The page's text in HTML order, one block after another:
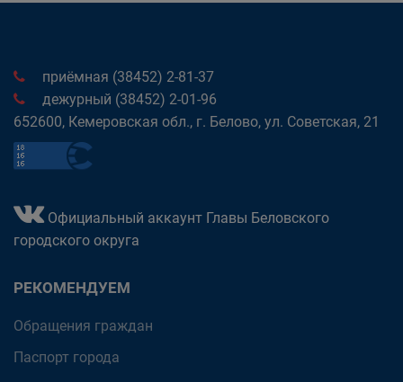
приёмная (38452) 2-81-37
дежурный (38452) 2-01-96
652600, Кемеровская обл., г. Белово, ул. Советская, 21
Официальный аккаунт Главы Беловского
городского округа
РЕКОМЕНДУЕМ
Обращения граждан
Паспорт города